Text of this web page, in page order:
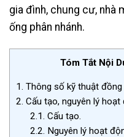
gia đình, chung cư, nhà
ống phân nhánh.
Tóm Tắt Nội
1. Thông số kỹ thuật
2. Cấu tạo, nguyên lý hoạt
2.1. Cấu tạo.
2.2. Nguyên lý hoạt